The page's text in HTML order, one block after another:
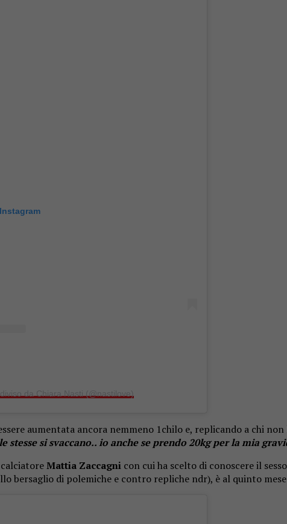
aumentata ancora nemmeno 1chilo e, replicando a chi
stesse si svaccano.. io anche se prendo 20kg per la mia
Mattia Zaccagni con cui ha scelto di conoscere il
bersaglio di polemiche e contro repliche ndr), è al quinto